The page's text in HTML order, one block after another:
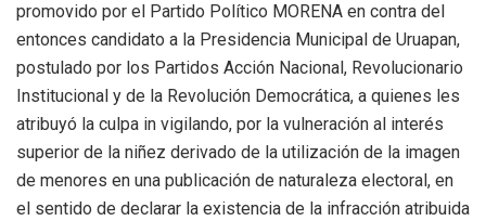
promovido por el Partido Político MORENA en contra del
entonces candidato a la Presidencia Municipal de Uruapan,
postulado por los Partidos Acción Nacional, Revolucionario
Institucional y de la Revolución Democrática, a quienes les
atribuyó la culpa in vigilando, por la vulneración al interés
superior de la niñez derivado de la utilización de la imagen
de menores en una publicación de naturaleza electoral, en
el sentido de declarar la existencia de la infracción atribuida